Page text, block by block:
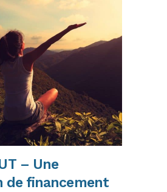
– Une
de financement